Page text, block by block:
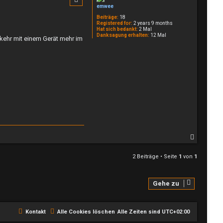
emwee
Beiträge: 18
Registered for: 2 years 9 months
Hat sich bedankt: 2 Mal
Danksagung erhalten: 12 Mal
mit einem Gerät mehr im
2 Beiträge • Seite 1 von 1
Gehe zu
Alle Zeiten sind UTC+02:00
Alle Cookies löschen
Kontakt